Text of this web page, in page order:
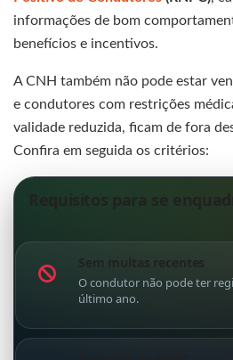
informações de bom
benefícios e incentivos.
A CNH também não pode estar
e condutores com restrições
validade reduzida, ficam de fora
Confira em seguida os critérios:
Requisitos para se
Sem multas recentes
O condutor não pode ter
último ano.